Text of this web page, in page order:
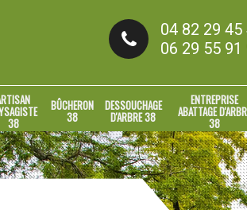
04 82 29 45
06 29 55 91
38
BÛCHERON
38
DESSOUCHAGE
D'ARBRE 38
ENTREPRISE
ABATTAGE
38